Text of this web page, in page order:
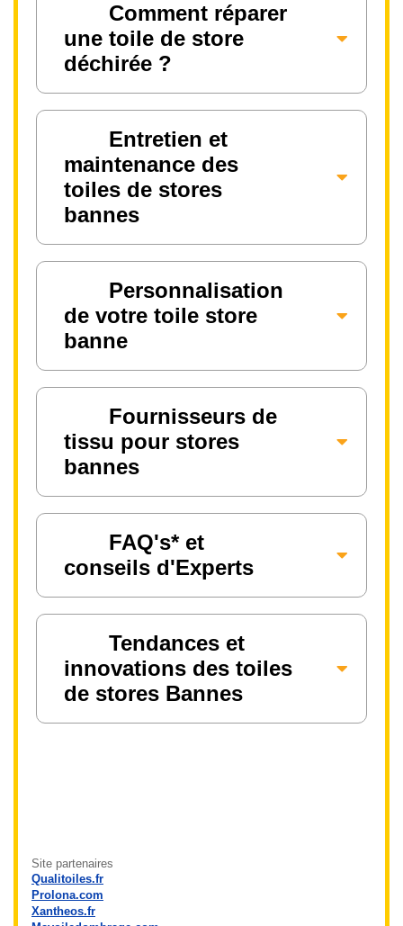
Comment réparer
une toile de store
déchirée ?
Entretien et
maintenance des
toiles de stores
bannes
Personnalisation
de votre toile store
banne
Fournisseurs de
tissu pour stores
bannes
FAQ's* et
conseils d'Experts
Tendances et
innovations des toiles
de stores Bannes
Site partenaires
Qualitoiles.fr
Prolona.com
Xantheos.fr